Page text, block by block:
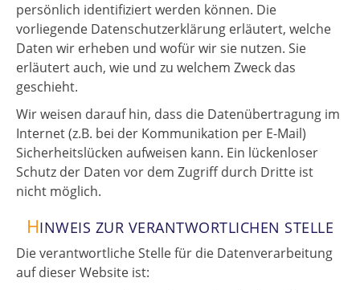
persönlich identifiziert werden können. Die
vorliegende Datenschutzerklärung erläutert, welche
Daten wir erheben und wofür wir sie nutzen. Sie
erläutert auch, wie und zu welchem Zweck das
geschieht.
Wir weisen darauf hin, dass die Datenübertragung im
Internet (z.B. bei der Kommunikation per E-Mail)
Sicherheitslücken aufweisen kann. Ein lückenloser
Schutz der Daten vor dem Zugriff durch Dritte ist
nicht möglich.
HINWEIS ZUR VERANTWORTLICHEN STELLE
Die verantwortliche Stelle für die Datenverarbeitung
auf dieser Website ist: